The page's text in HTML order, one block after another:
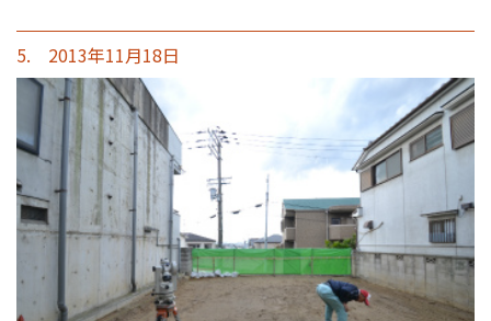
5. 2013年11月18日